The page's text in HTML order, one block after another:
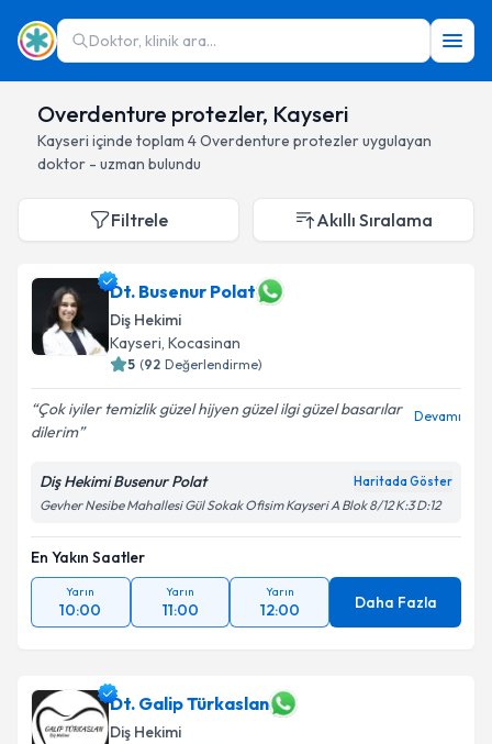
Doktor, klinik ara...
Overdenture protezler, Kayseri
Kayseri içinde toplam 4Overdenture protezleruygulayan
doktor - uzman bulundu
Filtrele Akıllı Sıralama
Dt. Busenur Polat
Diş Hekimi
Kayseri, Kocasinan
5 (92 Değerlendirme)
Çok iyiler temizlik güzel hijyen güzel ilgi güzel basarılar
dilerim
Devamı
Diş Hekimi Busenur Polat Haritada Göster
Gevher Nesibe Mahallesi Gül Sokak Ofisim Kayseri A Blok 8/12 K:3 D:12
En Yakın Saatler
Yarın
10:00
Yarın
11:00
Yarın
12:00 Daha Fazla
Dt. Galip Türkaslan
Diş Hekimi